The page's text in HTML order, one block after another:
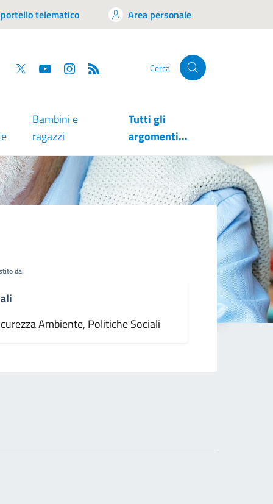
telematico Area personale
Facebook
Twitter YouTube Cerca
Bambini e
ragazzi
Tutti gli
argomenti...
da:
Ambiente, Politiche Sociali